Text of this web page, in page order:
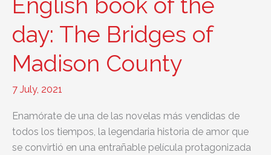
Into
Thin
Air
English book of the
day: The Bridges of
Madison County
7 July, 2021
Enamórate de una de las novelas más vendidas de
todos los tiempos, la legendaria historia de amor que
se convirtió en una entrañable película protagonizada